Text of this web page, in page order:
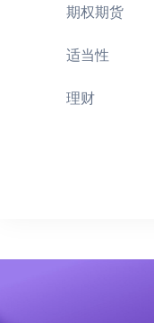
期权期货
适当性
理财